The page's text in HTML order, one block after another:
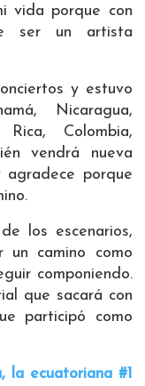
vida porque con
ser un artista
y estuvo
Nicaragua,
Colombia,
vendrá nueva
porque
los escenarios,
un camino como
componiendo.
que sacará con
participó como
la ecuatoriana #1